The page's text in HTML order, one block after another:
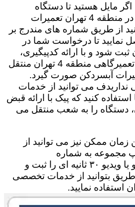
مایل هستید تا دستگاه
آبسردکن شما عزیزان در منطقه 4 تهران تعمیرات
از طریق شماره های مندرج بر
تا درخواست شما در
4 تهران ثبت شود و با ارائه کدپیگیری،
دستگاه شما به شعب تعمیرگاهی منطقه 4 تهران منتقل
آبسردکن صورت گیرد.
نداریدف می توانید از خدمات
کنید که پیک با ارائه قبض
دستگاه را به شعب منتقل می
ممکن نیز می توانید از
مجموعه به شماره
۰۹۱۹۰۱۱۱۲۱۴ تصویر و یا ویدیو ۳۰ ثانیه ای را ثبت و
طریق بتوانید از خدمات تخصصی